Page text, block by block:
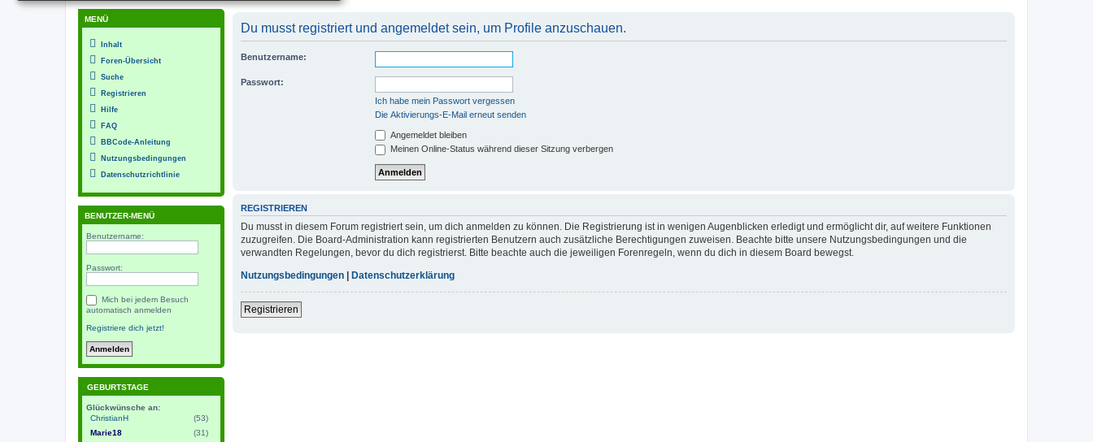
Du musst registriert und angemeldet sein, um Profile anzuschauen.
Benutzername:
Passwort:
Ich habe mein Passwort vergessen
Die Aktivierungs-E-Mail erneut senden
Angemeldet bleiben
Meinen Online-Status während dieser Sitzung verbergen
REGISTRIEREN
Du musst in diesem Forum registriert sein, um dich anmelden zu können. Die Registrierung ist in wenigen Augenblicken erledigt und ermöglicht dir, auf weitere Funktionen
zuzugreifen. Die Board-Administration kann registrierten Benutzern auch zusätzliche Berechtigungen zuweisen. Beachte bitte unsere Nutzungsbedingungen und die
verwandten Regelungen, bevor du dich registrierst. Bitte beachte auch die jeweiligen Forenregeln, wenn du dich in diesem Board bewegst.
Nutzungsbedingungen
Datenschutzerklärung
Registrieren
MENÜ
Inhalt
Foren-Übersicht
Suche
Registrieren
Hilfe
FAQ
BBCode-Anleitung
Nutzungsbedingungen
Datenschutzrichtlinie
BENUTZER-MENÜ
Benutzername:
Passwort:
Mich bei jedem Besuch
automatisch anmelden
Registriere dich jetzt!
GEBURTSTAGE
Glückwünsche an:
ChristianH
(53)
Marie18
(31)